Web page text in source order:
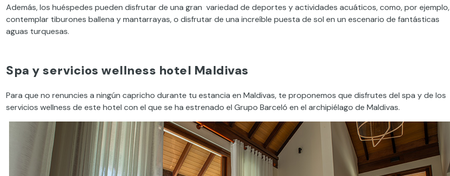
Además, los huéspedes pueden disfrutar de una gran variedad de deportes y actividades acuáticos, como, por ejemplo,
contemplar tiburones ballena y mantarrayas, o disfrutar de una increíble puesta de sol en un escenario de fantásticas
aguas turquesas.
Spa y servicios wellness hotel Maldivas
Para que no renuncies a ningún capricho durante tu estancia en Maldivas, te proponemos que disfrutes del spa y de los
servicios wellness de este hotel con el que se ha estrenado el Grupo Barceló en el archipiélago de Maldivas.